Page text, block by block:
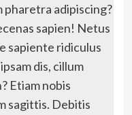
pharetra adipiscing?
sapien! Netus
sapiente ridiculus
dis, cillum
Etiam nobis
sagittis. Debitis